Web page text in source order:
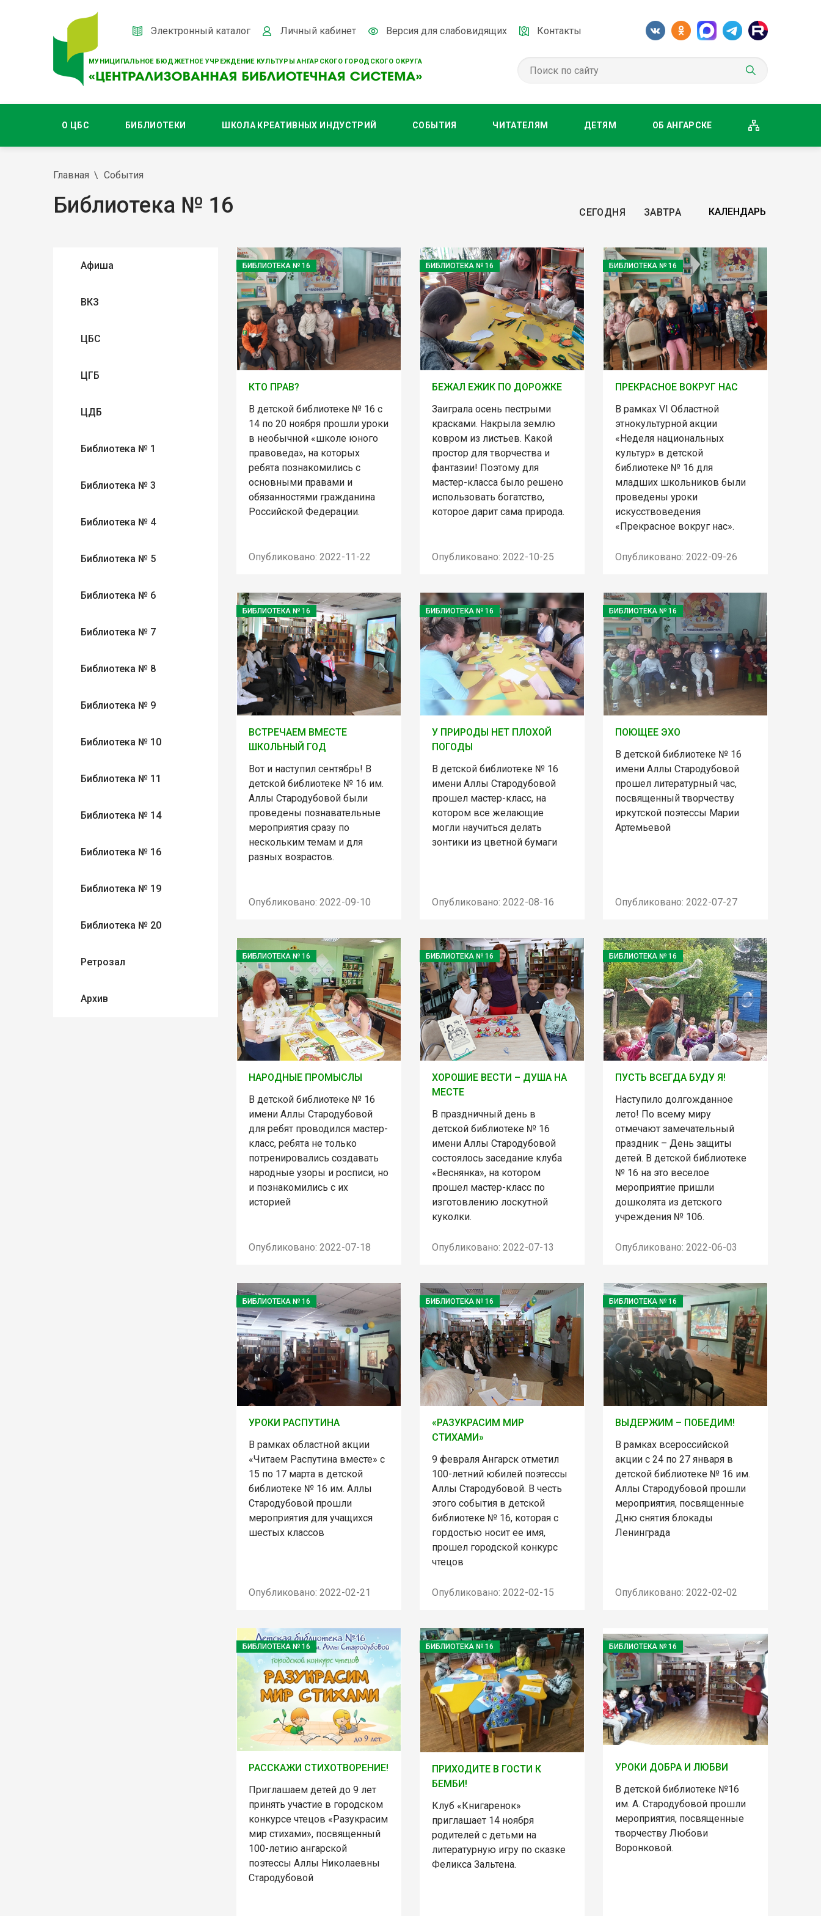
МУНИЦИПАЛЬНОЕ БЮДЖЕТНОЕ УЧРЕЖДЕНИЕ КУЛЬТУРЫ АНГАРСКОГО ГОРОДСКОГО ОКРУГА
Электронный каталог Личный кабинет Версия для слабовидящих Контакты
О ЦБС БИБЛИОТЕКИ ШКОЛА КРЕАТИВНЫХ ИНДУСТРИЙ СОБЫТИЯ ЧИТАТЕЛЯМ ДЕТЯМ ОБ АНГАРСКЕ
Главная События
Библиотека № 16 СЕГОДНЯ ЗАВТРА
Афиша
ВКЗ
ЦБС
ЦГБ
ЦДБ
Библиотека № 1
Библиотека № 3
Библиотека № 4
Библиотека № 5
Библиотека № 6
Библиотека № 7
Библиотека № 8
Библиотека № 9
Библиотека № 10
Библиотека № 11
Библиотека № 14
Библиотека № 16
Библиотека № 19
Библиотека № 20
Ретрозал
Архив
БИБЛИОТЕКА № 16
КТО ПРАВ?
В детской библиотеке № 16 с
14 по 20 ноября прошли уроки
в необычной «школе юного
правоведа», на которых
ребята познакомились с
основными правами и
обязанностями гражданина
Российской Федерации.
Опубликовано: 2022-11-22
БИБЛИОТЕКА № 16
БЕЖАЛ ЕЖИК ПО ДОРОЖКЕ
Заиграла осень пестрыми
красками. Накрыла землю
ковром из листьев. Какой
простор для творчества и
фантазии! Поэтому для
мастер-класса было решено
использовать богатство,
которое дарит сама природа.
Опубликовано: 2022-10-25
БИБЛИОТЕКА № 16
ПРЕКРАСНОЕ ВОКРУГ НАС
В рамках VI Областной
этнокультурной акции
«Неделя национальных
культур» в детской
библиотеке № 16 для
младших школьников были
проведены уроки
искусствоведения
«Прекрасное вокруг нас».
Опубликовано: 2022-09-26
БИБЛИОТЕКА № 16
ВСТРЕЧАЕМ ВМЕСТЕ
ШКОЛЬНЫЙ ГОД
Вот и наступил сентябрь! В
детской библиотеке № 16 им.
Аллы Стародубовой были
проведены познавательные
мероприятия сразу по
нескольким темам и для
разных возрастов.
Опубликовано: 2022-09-10
БИБЛИОТЕКА № 16
У ПРИРОДЫ НЕТ ПЛОХОЙ
ПОГОДЫ
В детской библиотеке № 16
имени Аллы Стародубовой
прошел мастер-класс, на
котором все желающие
могли научиться делать
зонтики из цветной бумаги
Опубликовано: 2022-08-16
БИБЛИОТЕКА № 16
ПОЮЩЕЕ ЭХО
В детской библиотеке № 16
имени Аллы Стародубовой
прошел литературный час,
посвященный творчеству
иркутской поэтессы Марии
Артемьевой
Опубликовано: 2022-07-27
БИБЛИОТЕКА № 16
НАРОДНЫЕ ПРОМЫСЛЫ
В детской библиотеке № 16
имени Аллы Стародубовой
для ребят проводился мастер-
класс, ребята не только
потренировались создавать
народные узоры и росписи, но
и познакомились с их
историей
Опубликовано: 2022-07-18
БИБЛИОТЕКА № 16
ХОРОШИЕ ВЕСТИ – ДУША НА
МЕСТЕ
В праздничный день в
детской библиотеке № 16
имени Аллы Стародубовой
состоялось заседание клуба
«Веснянка», на котором
прошел мастер-класс по
изготовлению лоскутной
куколки.
Опубликовано: 2022-07-13
БИБЛИОТЕКА № 16
ПУСТЬ ВСЕГДА БУДУ Я!
Наступило долгожданное
лето! По всему миру
отмечают замечательный
праздник – День защиты
детей. В детской библиотеке
№ 16 на это веселое
мероприятие пришли
дошколята из детского
учреждения № 106.
Опубликовано: 2022-06-03
БИБЛИОТЕКА № 16
УРОКИ РАСПУТИНА
В рамках областной акции
«Читаем Распутина вместе» с
15 по 17 марта в детской
библиотеке № 16 им. Аллы
Стародубовой прошли
мероприятия для учащихся
шестых классов
Опубликовано: 2022-02-21
БИБЛИОТЕКА № 16
«РАЗУКРАСИМ МИР
СТИХАМИ»
9 февраля Ангарск отметил
100-летний юбилей поэтессы
Аллы Стародубовой. В честь
этого события в детской
библиотеке № 16, которая с
гордостью носит ее имя,
прошел городской конкурс
чтецов
Опубликовано: 2022-02-15
БИБЛИОТЕКА № 16
ВЫДЕРЖИМ – ПОБЕДИМ!
В рамках всероссийской
акции с 24 по 27 января в
детской библиотеке № 16 им.
Аллы Стародубовой прошли
мероприятия, посвященные
Дню снятия блокады
Ленинграда
Опубликовано: 2022-02-02
БИБЛИОТЕКА № 16
РАССКАЖИ СТИХОТВОРЕНИЕ!
Приглашаем детей до 9 лет
принять участие в городском
конкурсе чтецов «Разукрасим
мир стихами», посвященный
100-летию ангарской
поэтессы Аллы Николаевны
Стародубовой
БИБЛИОТЕКА № 16
ПРИХОДИТЕ В ГОСТИ К
БЕМБИ!
Клуб «Книгаренок»
приглашает 14 ноября
родителей с детьми на
литературную игру по сказке
Феликса Зальтена.
БИБЛИОТЕКА № 16
УРОКИ ДОБРА И ЛЮБВИ
В детской библиотеке №16
им. А. Стародубовой прошли
мероприятия, посвященные
творчеству Любови
Воронковой.